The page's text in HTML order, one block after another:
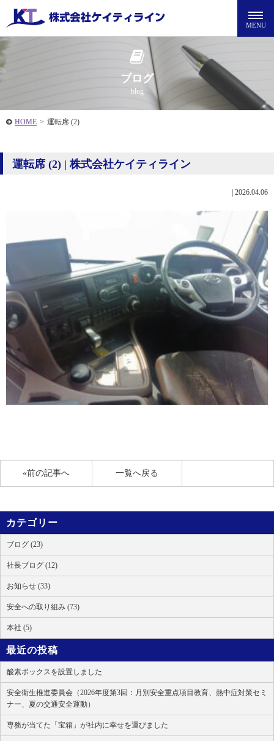
ブログ
blog
HOME > 運転席 (2)
運転席 (2) | 株式会社ケイティライン
2026.04.06
«前の記事へ 一覧へ戻る
カテゴリー
ブログ (23)
社長ブログ (12)
お知らせ (33)
安全への取り組み (73)
本社 (5)
最近の投稿
酸素ボックスを設置しました
安全衛生推進委員会（2026年度第3回：月別安全重点項目教育、熱中症対策セミ
ナー、夏の交通安全運動）
専務が当てた「宝箱」が社内に幸せを運びました